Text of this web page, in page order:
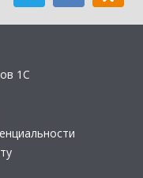
1С